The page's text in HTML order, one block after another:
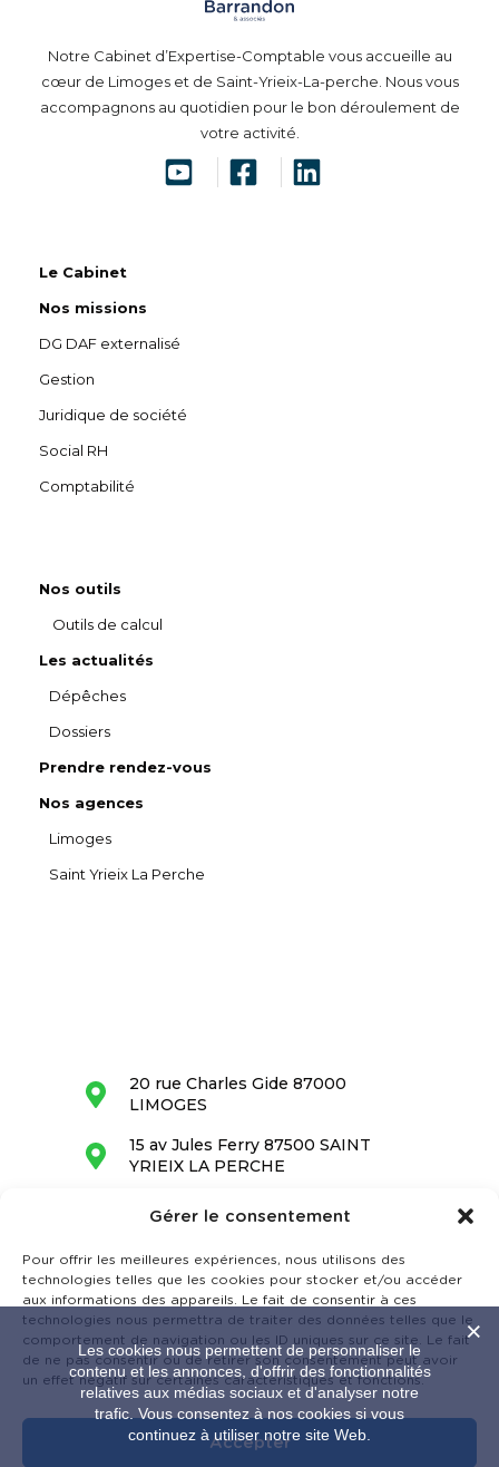
Gérer le consentement
Pour offrir les meilleures expériences, nous utilisons des
technologies telles que les cookies pour stocker et/ou accéder
aux informations des appareils. Le fait de consentir à ces
technologies nous permettra de traiter des données telles que le
comportement de navigation ou les ID uniques sur ce site. Le fait
de ne pas consentir ou de retirer son consentement peut avoir
un effet négatif sur certaines caractéristiques et fonctions.
Accepter
Notre Cabinet d’Expertise-Comptable vous accueille au
cœur de Limoges et de Saint-Yrieix-La-perche. Nous vous
accompagnons au quotidien pour le bon déroulement de
votre activité.
Le Cabinet
Nos missions
DG DAF externalisé
Gestion
Juridique de société
Social RH
Comptabilité
Nos outils
Outils de calcul
Les actualités
Dépêches
Dossiers
Prendre rendez-vous
Nos agences
Limoges
Saint Yrieix La Perche
20 rue Charles Gide 87000
LIMOGES
15 av Jules Ferry 87500 SAINT
YRIEIX LA PERCHE
05 55 34 28 68
contact@barrandon.fr
Les cookies nous permettent de personnaliser le
contenu et les annonces, d'offrir des fonctionnalités
relatives aux médias sociaux et d'analyser notre
trafic. Vous consentez à nos cookies si vous
continuez à utiliser notre site Web.